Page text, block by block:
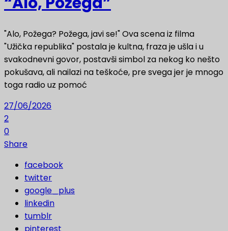
"Alo, Požega? Požega, javi se!" Ova scena iz filma
"Užička republika" postala je kultna, fraza je ušla i u
svakodnevni govor, postavši simbol za nekog ko nešto
pokušava, ali nailazi na teškoće, pre svega jer je mnogo
toga radio uz pomoć
27/06/2026
2
0
Share
facebook
twitter
google_plus
linkedin
tumblr
pinterest